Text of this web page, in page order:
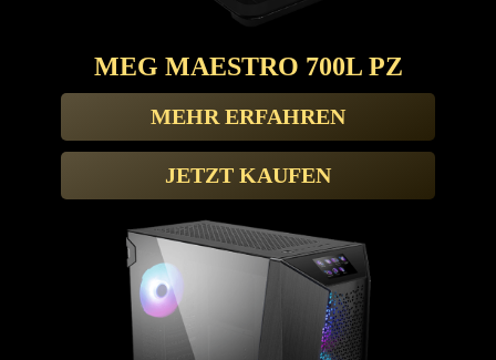
MEG MAESTRO 700L PZ
MEHR ERFAHREN
JETZT KAUFEN